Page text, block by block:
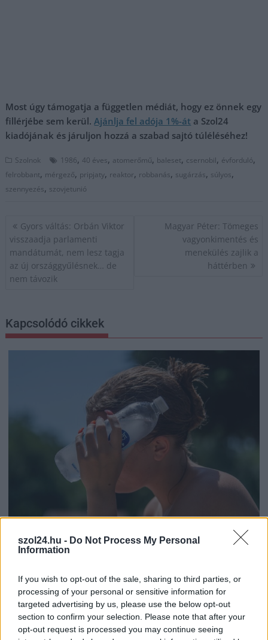
szol24.hu - Do Not Process My Personal
Information
If you wish to opt-out of the sale, sharing to third parties, or
processing of your personal or sensitive information for
targeted advertising by us, please use the below opt-out
section to confirm your selection. Please note that after your
opt-out request is processed you may continue seeing
Most úgy támogatja a független médiát, hogy ez önnek egy
fillérjébe sem kerül.Ajánlja fel adója 1%-át a Szol24
kiadójának és járuljon hozzá a szabad sajtó túléléséhez!
Szolnok 1986,40 éves, atomerőmű, baleset, csernobil, évforduló,
felrobbant, mérgező, pripjaty, reaktor, robbanás, sugárzás, súlyos,
szennyezés, szovjetunió
Bejegyzés
navigáció
Gyors váltás: Orbán Viktor
visszaadja parlamenti
mandátumát, nem lesz tagja
az új országgyűlésnek… de
nem távozik
Magyar Péter: Tömeges
vagyonkimentés és
menekülés zajlik a
háttérben
Kapcsolódó cikkek
Harmadfokú hőségriasztás az országban:
Szolnokon klímát javítottak, helikoptereket is
Tovább tombol az extrém kánikula az országban, a jelenlegi
előrejelzések szerint a jövő hét elejéig garantált...
Szolnok